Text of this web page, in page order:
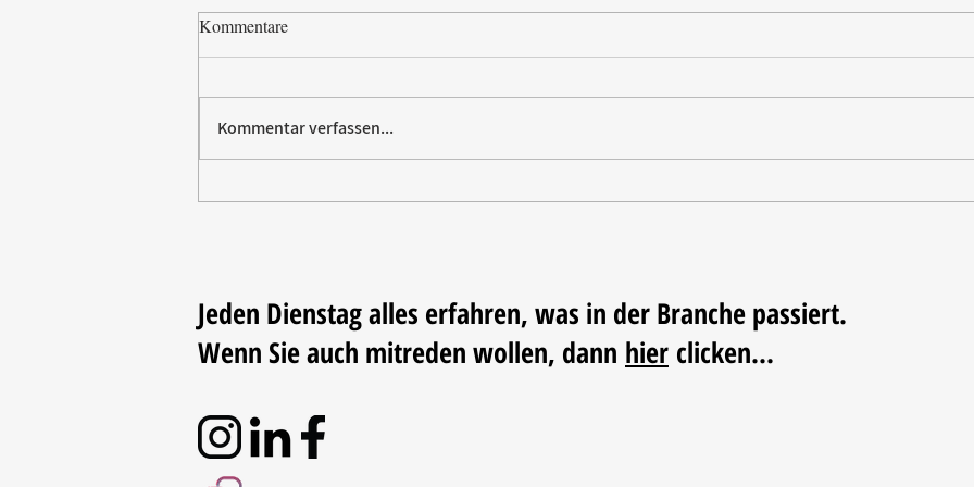
Kommentare
Kommentar verfassen...
Jeden Dienstag alles erfahren, was in der Branche passiert.
Wenn Sie auch mitreden wollen, dann hier clicken...